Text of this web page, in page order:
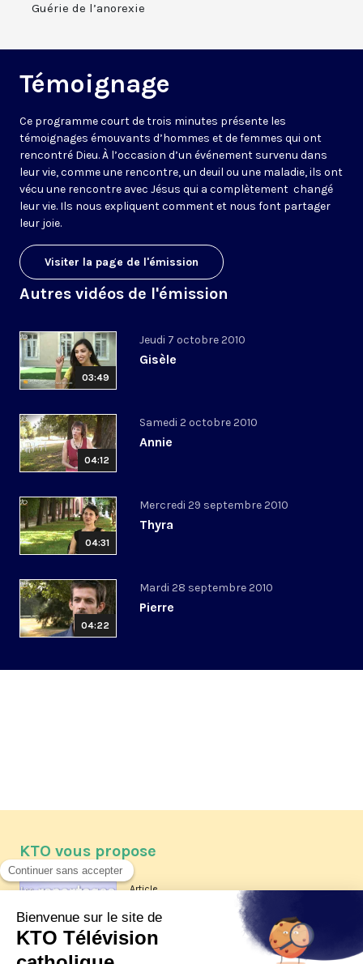
Guérie de l’anorexie
Témoignage
Ce programme court de trois minutes présente les
témoignages émouvants d’hommes et de femmes qui ont
rencontré Dieu. À l’occasion d’un événement survenu dans
leur vie, comme une rencontre, un deuil ou une maladie, ils ont
vécu une rencontre avec Jésus qui a complètement changé
leur vie. Ils nous expliquent comment et nous font partager
leur joie.
Visiter la page de l'émission
Autres vidéos de l'émission
03:49
Jeudi 7 octobre 2010
Gisèle
04:12
Samedi 2 octobre 2010
Annie
04:31
Mercredi 29 septembre 2010
Thyra
04:22
Mardi 28 septembre 2010
Pierre
KTO vous propose
Article
Les reportages d'été 2026 de KTO